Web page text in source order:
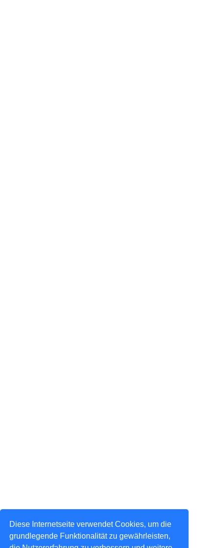
Diese Internetseite verwendet Cookies, um die
grundlegende Funktionalität zu gewährleisten,